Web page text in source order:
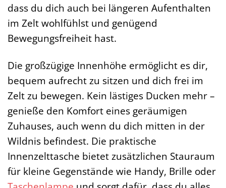
dass du dich auch bei längeren Aufenthalten
im Zelt wohlfühlst und genügend
Bewegungsfreiheit hast.
Die großzügige Innenhöhe ermöglicht es dir,
bequem aufrecht zu sitzen und dich frei im
Zelt zu bewegen. Kein lästiges Ducken mehr –
genieße den Komfort eines geräumigen
Zuhauses, auch wenn du dich mitten in der
Wildnis befindest. Die praktische
Innenzelttasche bietet zusätzlichen Stauraum
für kleine Gegenstände wie Handy, Brille oder